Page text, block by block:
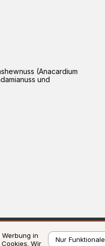
(Anacardium
und
in
Wir
Nur Funktionale